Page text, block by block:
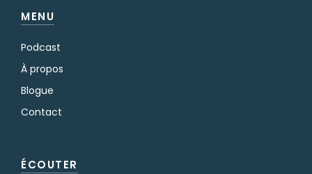
MENU
Podcast
À propos
Blogue
Contact
ÉCOUTER